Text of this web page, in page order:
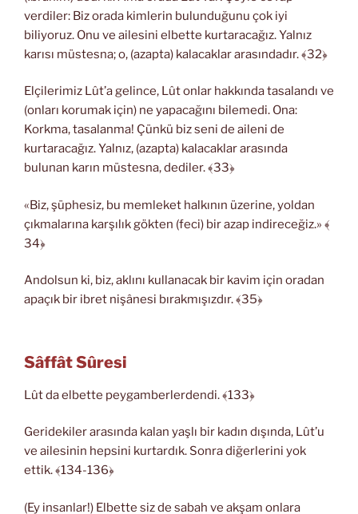
verdiler: Biz orada kimlerin bulunduğunu çok iyi
biliyoruz. Onu ve ailesini elbette kurtaracağız. Yalnız
karısı müstesna; o, (azapta) kalacaklar arasındadır. ﴾32﴿
Elçilerimiz Lût’a gelince, Lût onlar hakkında tasalandı ve
(onları korumak için) ne yapacağını bilemedi. Ona:
Korkma, tasalanma! Çünkü biz seni de aileni de
kurtaracağız. Yalnız, (azapta) kalacaklar arasında
bulunan karın müstesna, dediler. ﴾33﴿
«Biz, şüphesiz, bu memleket halkının üzerine, yoldan
çıkmalarına karşılık gökten (feci) bir azap indireceğiz.» ﴾
34﴿
Andolsun ki, biz, aklını kullanacak bir kavim için oradan
apaçık bir ibret nişânesi bırakmışızdır. ﴾35﴿
Sâffât Sûresi
Lût da elbette peygamberlerdendi. ﴾133﴿
Geridekiler arasında kalan yaşlı bir kadın dışında, Lût’u
ve ailesinin hepsini kurtardık. Sonra diğerlerini yok
ettik. ﴾134-136﴿
(Ey insanlar!) Elbette siz de sabah ve akşam onlara